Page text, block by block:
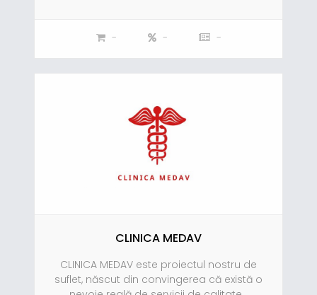
- - -
CLINICA MEDAV
CLINICA MEDAV este proiectul nostru de
suflet, născut din convingerea că există o